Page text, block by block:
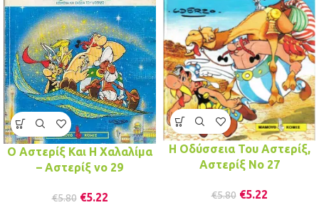
Ο Αστερίξ Και Η Χαλαλίμα
– Αστερίξ νo 29
€5.80 €5.22
Η Οδύσσεια Του Αστερίξ,
Αστερίξ No 27
€5.80 €5.22